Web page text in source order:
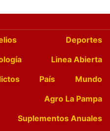
Deportes
Linea Abierta
País
Mundo
Agro La Pampa
Suplementos Anuales